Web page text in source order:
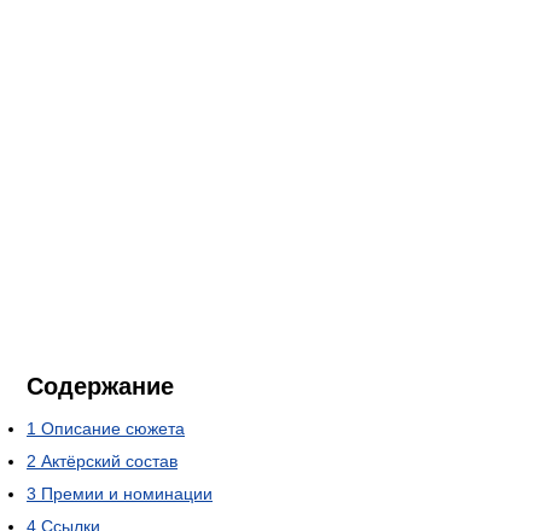
Содержание
1 Описание сюжета
2 Актёрский состав
3 Премии и номинации
4 Ссылки